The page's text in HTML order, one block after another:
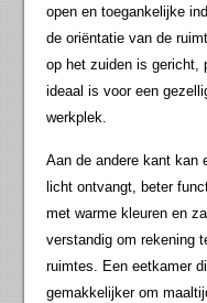
open en toegankelijke
de oriëntatie van de
op het zuiden is gericht,
ideaal is voor een
werkplek.
Aan de andere kant kan
licht ontvangt, beter
met warme kleuren en
verstandig om rekening
ruimtes. Een eetkamer
gemakkelijker om